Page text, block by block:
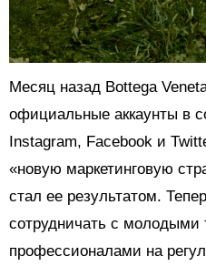
Месяц назад Bottega
официальные аккаунты в
Instagram, Facebook и
«новую маркетинговую
стал ее результатом.
сотрудничать с молодыми
профессионалами на